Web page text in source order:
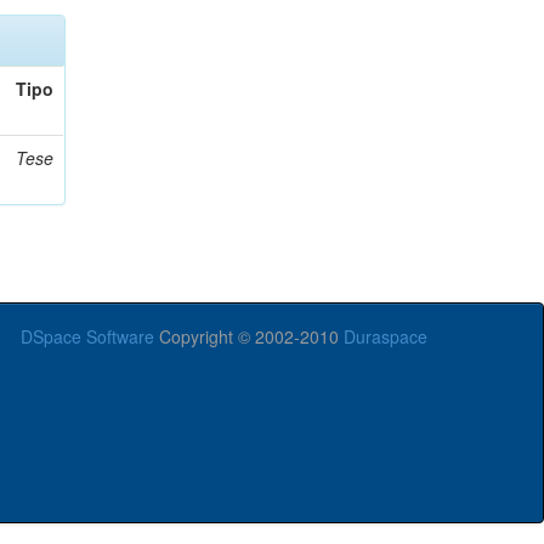
Tipo
Tese
DSpace Software Copyright © 2002-2010 Duraspace